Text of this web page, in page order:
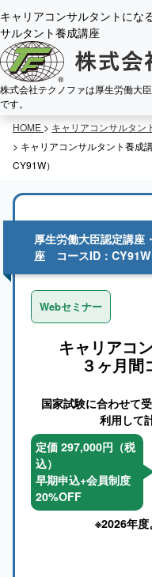
キャリアコンサルタントにな
サルタント養成講座
株式会社テクノファは厚生労働大
です。
HOME > キャリアコンサルタン
> キャリアコンサルタント養成
CY91W）
厚生労働大臣認定講座
座 コースID：CY91W
キャリアコ
３ヶ月間
国家試験に合わせて
利用して
定価 297,000円（税
込）
早期申込+会員制度
20%OFF
※2026年度